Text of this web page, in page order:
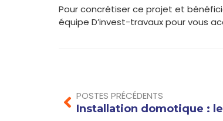
Pour concrétiser ce projet et
équipe D’invest-travaux pour vous
POSTES PRÉCÉDENTS